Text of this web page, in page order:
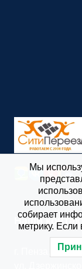
Наши
Мы
собирает
метрику. Если